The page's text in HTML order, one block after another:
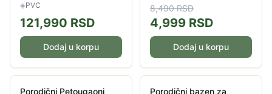
◈PVC
121,990 RSD
Dodaj u korpu
8,490RSD
4,999 RSD
Dodaj u korpu
Porodični Petougaoni
Porodični bazen za